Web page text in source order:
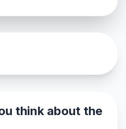
think about the